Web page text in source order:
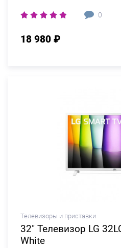
0
18 980 ₽
Телевизоры и приставки
32" Телевизор LG
White